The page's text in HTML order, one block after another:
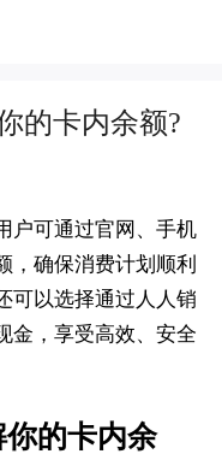
的卡内余额?
户可通过官网、手机
，确保消费计划顺利
可以选择通过人人销
金，享受高效、安全
的卡内余